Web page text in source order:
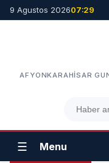
9 Agustos 202607:29
AFYONKARAHISAR
☰ Menu